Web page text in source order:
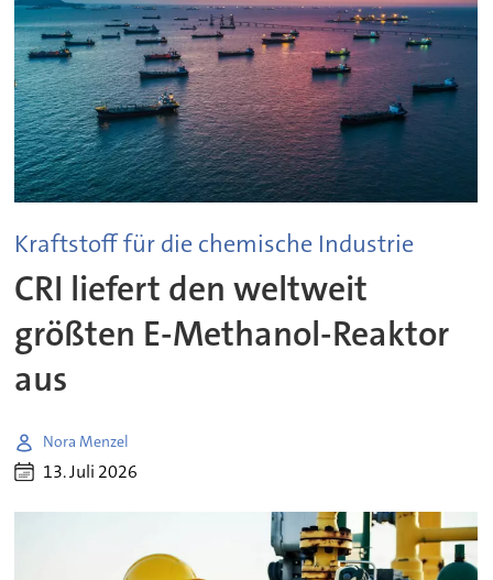
Kraftstoff für die chemische Industrie
CRI liefert den weltweit
größten E-Methanol-Reaktor
aus
Nora Menzel
13. Juli 2026